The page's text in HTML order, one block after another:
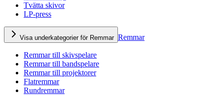
Tvätta skivor
LP-press
Visa underkategorier för Remmar Remmar
Remmar till skivspelare
Remmar till bandspelare
Remmar till projektorer
Flatremmar
Rundremmar